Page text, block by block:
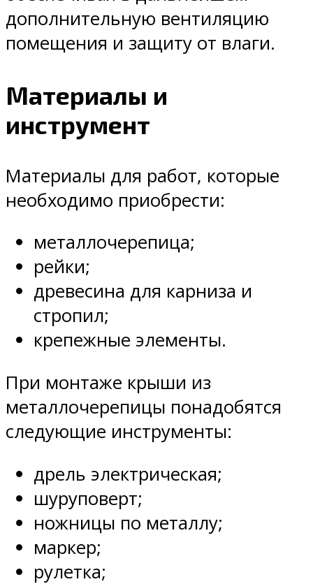
дополнительную вентиляцию
помещения и защиту от влаги.
Материалы и
инструмент
Материалы для работ, которые
необходимо приобрести:
металлочерепица;
рейки;
древесина для карниза и
стропил;
крепежные элементы.
При монтаже крыши из
металлочерепицы понадобятся
следующие инструменты:
дрель электрическая;
шуруповерт;
ножницы по металлу;
маркер;
рулетка;